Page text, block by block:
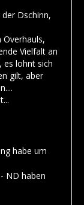
Dschinn,
Vielfalt an
es lohnt sich
gilt, aber
habe um
ND haben